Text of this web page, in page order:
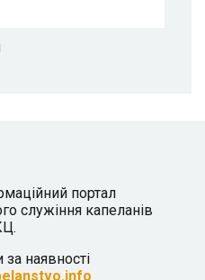
портал
служіння капеланів
за наявності